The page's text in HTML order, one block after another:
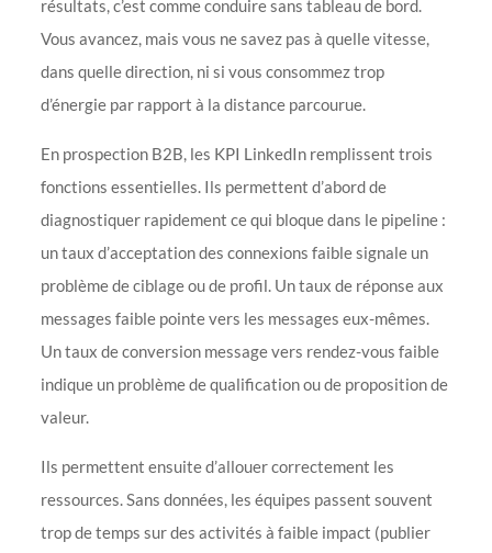
résultats, c’est comme conduire sans tableau de bord.
Vous avancez, mais vous ne savez pas à quelle vitesse,
dans quelle direction, ni si vous consommez trop
d’énergie par rapport à la distance parcourue.
En prospection B2B, les KPI LinkedIn remplissent trois
fonctions essentielles. Ils permettent d’abord de
diagnostiquer rapidement ce qui bloque dans le pipeline :
un taux d’acceptation des connexions faible signale un
problème de ciblage ou de profil. Un taux de réponse aux
messages faible pointe vers les messages eux-mêmes.
Un taux de conversion message vers rendez-vous faible
indique un problème de qualification ou de proposition de
valeur.
Ils permettent ensuite d’allouer correctement les
ressources. Sans données, les équipes passent souvent
trop de temps sur des activités à faible impact (publier